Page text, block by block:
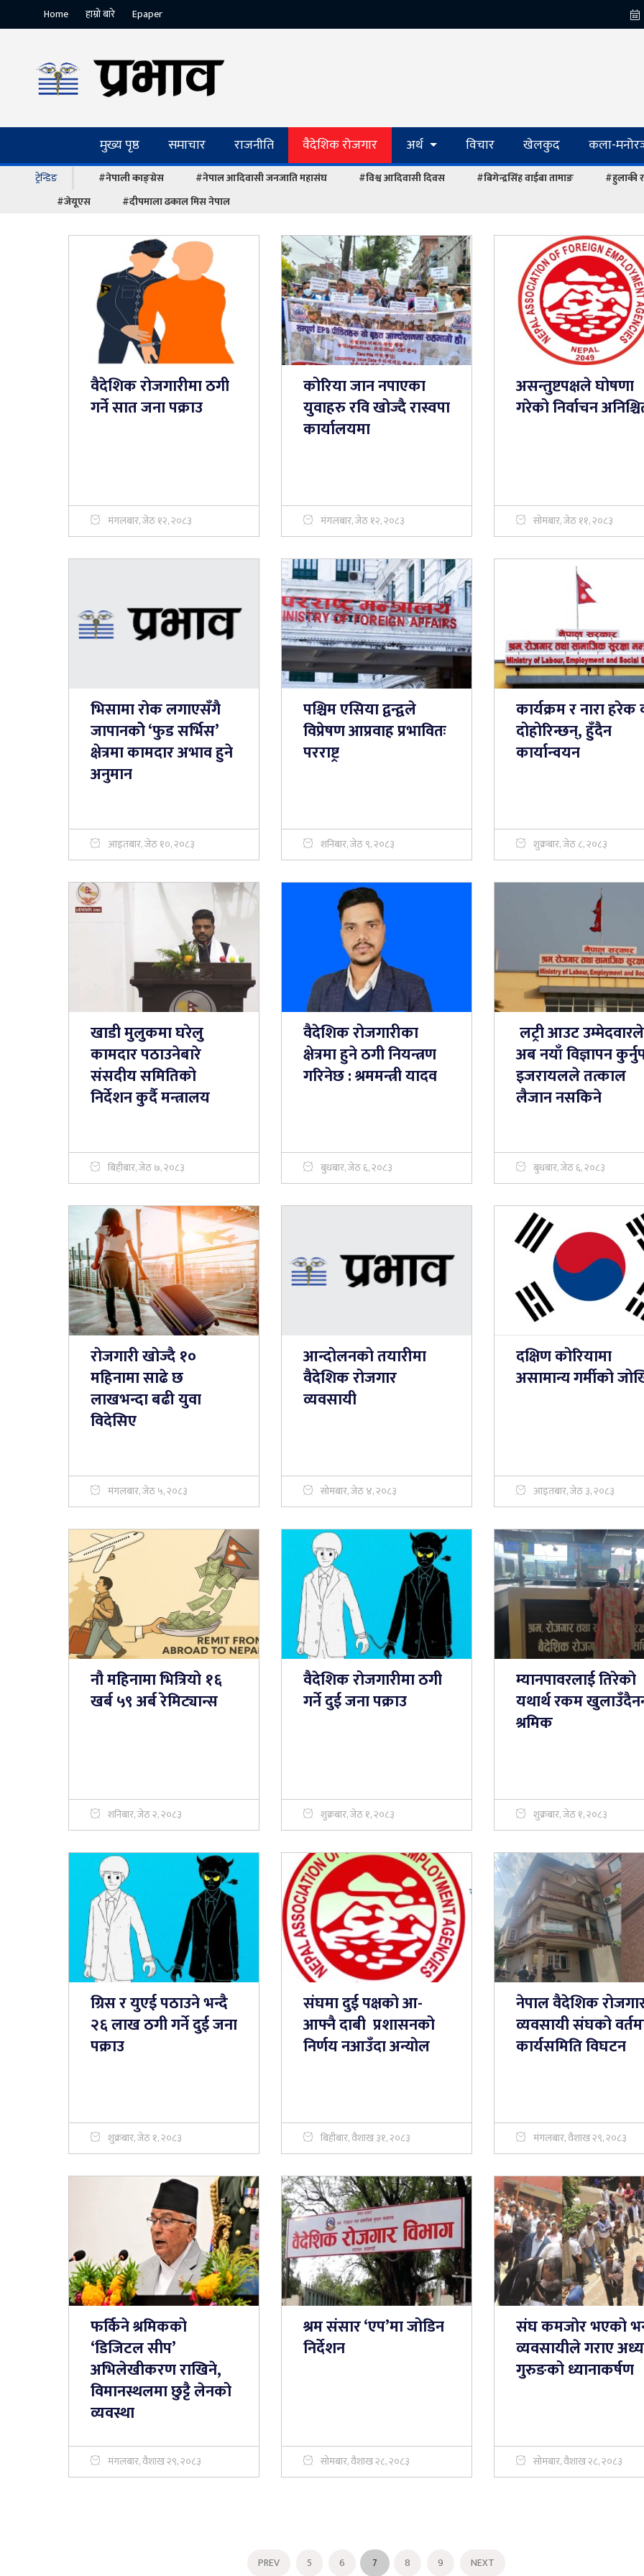
Home हाम्रो बारे Epaper
मुख्य पृष्ठ समाचार राजनीति वैदेशिक रोजगार अर्थ विचार खेलकुद कला-
ट्रेन्डिङ #नेपाली काङ्ग्रेस #नेपाल आदिवासी जनजाति महासंघ #विश्व आदिवासी दिवस #बिगेन्द्रसिंह वाईबा तामाङ
#हुलाकी
#जेयूएस
#दीपमाला ढकाल मिस नेपाल
वैदेशिक रोजगारीमा ठगी
गर्ने सात जना पक्राउ
मंगलबार, जेठ १२, २०८३
कोरिया जान नपाएका
युवाहरु रवि खोज्दै रास्वपा
कार्यालयमा
मंगलबार, जेठ १२, २०८३
असन्तुष्टपक्षले घोषणा
गरेको निर्वाचन
सोमबार, जेठ ११, २०८३
भिसामा रोक लगाएसँगै
जापानकोे ‘फुड सर्भिस’
क्षेत्रमा कामदार अभाव हुने
अनुमान
आइतबार, जेठ १०, २०८३
पश्चिम एसिया द्वन्द्वले
विप्रेषण आप्रवाह प्रभावितः
परराष्ट्र
शनिबार, जेठ ९, २०८३
कार्यक्रम र नारा हरेक
दोहोरिन्छन्, हुँदैन
कार्यान्वयन
शुक्रबार, जेठ ८, २०८३
खाडी मुलुकमा घरेलु
कामदार पठाउनेबारे
संसदीय समितिको
निर्देशन कुर्दै मन्त्रालय
बिहीबार, जेठ ७, २०८३
वैदेशिक रोजगारीका
क्षेत्रमा हुने ठगी नियन्त्रण
गरिनेछ : श्रममन्त्री यादव
बुधबार, जेठ ६, २०८३
लट्री आउट उम्मेदवारले
अब नयाँ विज्ञापन
इजरायलले तत्काल
लैजान नसकिने
बुधबार, जेठ ६, २०८३
रोजगारी खोज्दै १०
महिनामा साढे छ
लाखभन्दा बढी युवा
विदेसिए
मंगलबार, जेठ ५, २०८३
आन्दोलनको तयारीमा
वैदेशिक रोजगार
व्यवसायी
सोमबार, जेठ ४, २०८३
दक्षिण कोरियामा
असामान्य गर्मीको
आइतबार, जेठ ३, २०८३
नौ महिनामा भित्रियो १६
खर्ब ५९ अर्ब रेमिट्यान्स
शनिबार, जेठ २, २०८३
वैदेशिक रोजगारीमा ठगी
गर्ने दुई जना पक्राउ
शुक्रबार, जेठ १, २०८३
म्यानपावरलाई तिरेको
यथार्थ रकम
श्रमिक
शुक्रबार, जेठ १, २०८३
ग्रिस र युएई पठाउने भन्दै
२६ लाख ठगी गर्ने दुई जना
पक्राउ
शुक्रबार, जेठ १, २०८३
संघमा दुई पक्षको आ-
आफ्नै दाबी प्रशासनको
निर्णय नआउँदा अन्योल
बिहीबार, वैशाख ३१, २०८३
नेपाल वैदेशिक
व्यवसायी संघको
कार्यसमिति विघटन
मंगलबार, वैशाख २९, २०८३
फर्किने श्रमिकको
‘डिजिटल सीप’
अभिलेखीकरण राखिने,
विमानस्थलमा छुट्टै लेनको
व्यवस्था
मंगलबार, वैशाख २९, २०८३
श्रम संसार ‘एप’मा जोडिन
निर्देशन
सोमबार, वैशाख २८, २०८३
संघ कमजोर भएको
व्यवसायीले गराए
गुरुङको ध्यानाकर्षण
सोमबार, वैशाख २८, २०८३
PREV 5 6 7 8 9 NEXT